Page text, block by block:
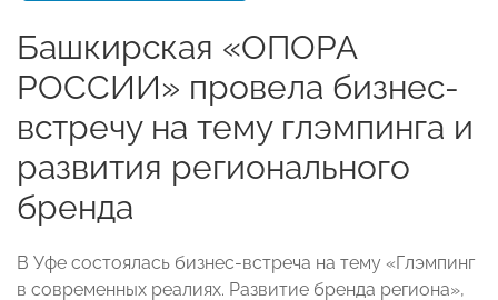
Башкирская «ОПОРА
РОССИИ» провела бизнес-
встречу на тему глэмпинга и
развития регионального
бренда
В Уфе состоялась бизнес-встреча на тему «Глэмпинг
в современных реалиях. Развитие бренда региона»,